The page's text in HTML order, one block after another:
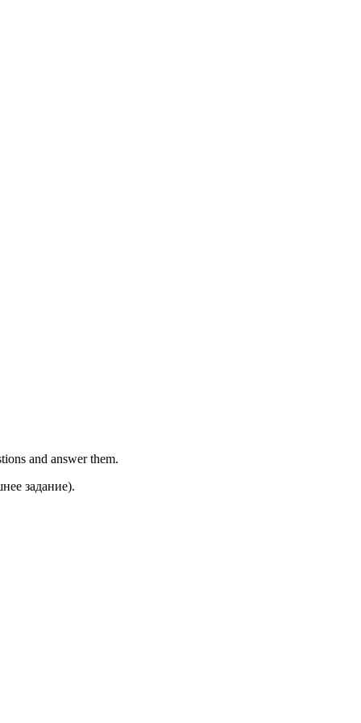
and answer them.
задание).